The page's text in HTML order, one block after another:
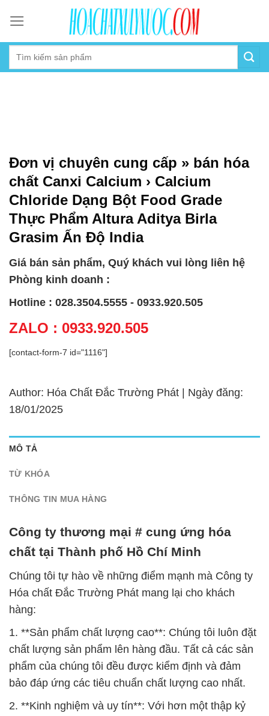
content
Đơn vị chuyên cung cấp » bán hóa
chất Canxi Calcium › Calcium
Chloride Dạng Bột Food Grade
Thực Phẩm Altura Aditya Birla
Grasim Ấn Độ India
Giá bán sản phẩm, Quý khách vui lòng liên hệ
Phòng kinh doanh :
Hotline : 028.3504.5555 - 0933.920.505
ZALO : 0933.920.505
[contact-form-7 id="1116"]
Author: Hóa Chất Đắc Trường Phát | Ngày đăng:
18/01/2025
MÔ TẢ
TỪ KHÓA
THÔNG TIN MUA HÀNG
Công ty thương mại # cung ứng hóa
chất tại Thành phố Hồ Chí Minh
Chúng tôi tự hào về những điểm mạnh mà Công ty
Hóa chất Đắc Trường Phát mang lại cho khách
hàng:
1. **Sản phẩm chất lượng cao**: Chúng tôi luôn đặt
chất lượng sản phẩm lên hàng đầu. Tất cả các sản
phẩm của chúng tôi đều được kiểm định và đảm
bảo đáp ứng các tiêu chuẩn chất lượng cao nhất.
2. **Kinh nghiệm và uy tín**: Với hơn một thập kỷ